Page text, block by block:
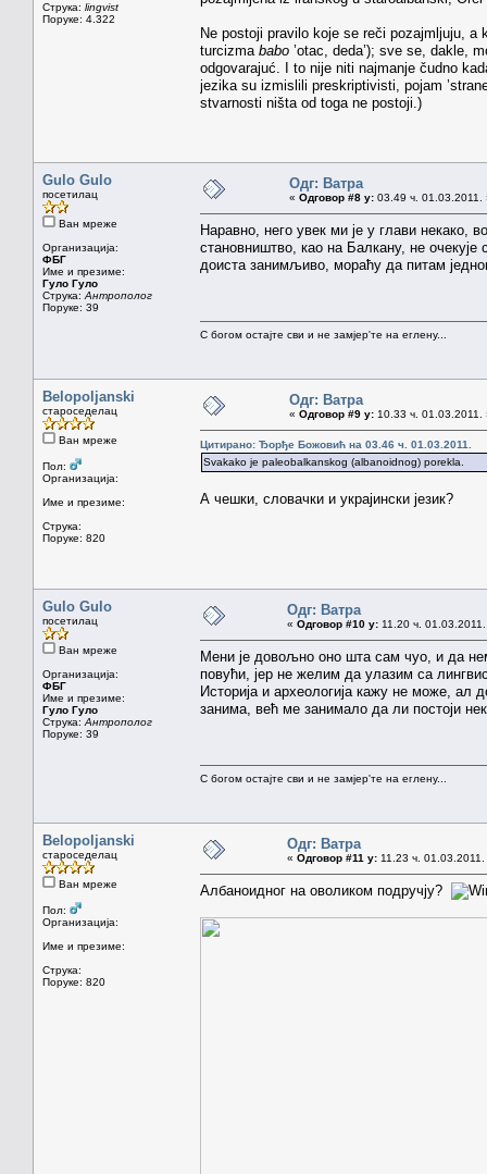
Струка: lingvist
Поруке: 4.322
Ne postoji pravilo koje se reči pozajmljuju,
turcizma babo ’otac, deda’); sve se, dakle,
odgovarajuć. I to nije niti najmanje čudno
jezika su izmislili preskriptivisti, pojam
stvarnosti ništa od toga ne postoji.)
Gulo Gulo
посетилац
Ван мреже
Организација:
ФБГ
Име и презиме:
Гуло Гуло
Струка: Антрополог
Поруке: 39
Одг: Ватра
« Одговор #8 у: 03.49 ч. 01.03.2011.
Наравно, него увек ми је у глави некако,
становништво, као на Балкану, не
доиста занимљиво, мораћу да питам
С богом остајте сви и не замјер'те на еглену...
Belopoljanski
староседелац
Ван мреже
Пол:
Организација:
Име и презиме:
Струка:
Поруке: 820
Одг: Ватра
« Одговор #9 у: 10.33 ч. 01.03.2011.
Цитирано: Ђорђе Божовић на 03.46 ч. 01.03.2011.
Svakako je paleobalkanskog (albanoidnog) porekla.
А чешки, словачки и украјински језик?
Gulo Gulo
посетилац
Ван мреже
Организација:
ФБГ
Име и презиме:
Гуло Гуло
Струка: Антрополог
Поруке: 39
Одг: Ватра
« Одговор #10 у: 11.20 ч.
Мени је довољно оно шта сам чуо, и да
повући, јер не желим да улазим са
Историја и археологија кажу не може, ал
занима, већ ме занимало да ли постоји
С богом остајте сви и не замјер'те на еглену...
Belopoljanski
староседелац
Ван мреже
Пол:
Организација:
Име и презиме:
Струка:
Поруке: 820
Одг: Ватра
« Одговор #11 у: 11.23 ч. 01.03.2011.
Албаноидног на оволиком подручју?